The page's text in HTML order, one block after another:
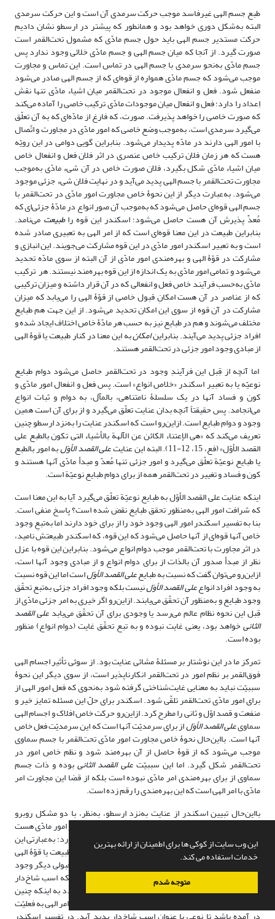
این وب سایت از کوکی ها برای اطمینان از ارائه بهترین
خدمات استفاده می کند.
متوجه شدم
طبع جسم الهی غیرفاسد موجب حرکت سرمدی آن است و این حرکت سرمدی
البته به‌شکل دوری خواهد بود و همانطور که پیشتر در ارسطو نشان دادیم
حرکت مستدیر جسم الهی باید حول جسم مادّی که مشمول تحت‌القمر است
صورت گیرد. از آنجا که میان جسم الهی و جسم مادّی خلائی وجود ندارد پس
جسم مادّی به‌نحو سرمدی با جسم الهی در تماس است. این تماس و مجاورت
موجب می‌شود که جسم مادّی همواره از قوه‌ای که از جسم الهی صادر می‌شود
منفعل شود. فعل و انفعال موجود در تحت‌القمر میان اشیاء مادّی تنها نقش
اِعداد را دارد؛ فعل و انفعال میان موجودات مادّی ترکیب خاصی را آماده می‌کند
که صورت خاصی را خواهد پذیرفت. صورت، که فارغ از مادّه‌ای که به آن تعلّق
می‌گیرد سرمدی است، به‌موجب وضع خاصی که امور مادّی در مجاورت و اتّصال
با امور الهی دارند در مادّه پدیدار می‌شود. بنابراین گویی دوامی در این رویّه
هست که هر زمان فلان ترکیب خاص عنصری در اثر فلان فعل و انفعال خاص
میان اشیاء مادّی شکل بگیرد، فلان صورت خاص در آن شیء مادّی به‌موجب
مجاورت تحت‌القمر با جسم الهی پدید می‌آید و در نهایت فلان شیء جزئی موجود
می‌شود. به‌عبارت دیگر از این نحوۀ خاص مجاورت امور مادّی در تحت‌القمر با
جسم الهی قوه‌ای حاصل می‌شود که به‌موجب آن صور انواع در مادّۀ جزئی‌ای که
مُعدِّ پذیرش آن هست حاصل می‌شود؛ اسکندر این قوه راطبیعت می‌نامد.
بنابراین طبیعت در این معنا قوه‌ای است که از امر الهی به تعبیری صادر شده
است و به تعبیر اسکندر امور مادّی در این قوه مشارکت می‌جویند. این انبازی و
مشارکت در قوّۀ الهی و بهره‌مندی امور مادّی از آن البته از سوی مادّه تحدید
می‌شود و تمامی امور مادّی به یک اندازه از این قوه بهره‌مند نیستند. هر ترکیب
مادّی به‌حسب فرآیند خاص فعل و انفعالی که در آن قرار داشته و میزان ترکیبی
که از عناصر در آن هست امکانِ قبول خاصی از قوّۀ الهی را می‌یابد که میزان
مشارکت در آن قوه از سوی این امکان تحدید می‌شود. از این جهت هم طبایع
مختلف می‌شوند و هم در طبایع نیز به حسب هر مادّۀ خاص اختلاف ایجاد شده و
افراد جزئی پدید می‌آیند. بنابراینامکانبه این معنا در کنار طبیعت یا قوۀ الهی
از مبادی وجود امور جزئی در تحت‌القمر هستند.
اما آنچه از قِبل این فرآیندِ وجود در تحت‌القمر حاصل می‌شود دوام طبایع
نوعیّه یا به تعبیر اسکندر «خلاص انواع» است. پس فعل و انفعال امور مادّی و
کون و فساد آنها در یک سلسلۀ نامتناهی، بالمآل، به دوام و ثبات انواع
می‌انجامد. پس حقیقتاً آنچه بدان عنایت تعلّق می‌گیرد و از برای آن است همین
وجود و دوام طبایع است. ازاین‌رو است که اسکندر عنایت را به‌نزد ارسطو چنین
تعریف می‌کند که «هی الإعتناء الکائن عن الآلهة بالأشیاء التی تکون بالطبع علی
القصد الأوّل» (فع، 15، 12-11). البته این عنایت علی ‌القصد الأوّلبه امور بالطبع
یا طبایع نوعیّة تعلّق می‌گیرد و امور جزئی تنها مُعدّ و مبدأ مادّی آنها هستند و
کون و فساد و تغییر در تحت‌القمر همه از برای دوام طبایع نوعیّة است.
اینکه عنایت علی‌ القصد الأوّل به طبایع نوعیّة تعلّق می‌گیرد آیا به این معنا است
که شرافت امور الهی به‌منظور تحقق طبایع نقض شده است؟ پاسخ منفی است.
بنا به تفسیر اسکندر امور الهی وجود خود را از برای خود دارند اما به‌تبعِ وجود
خاص آنها قوه‌ای از آنها حاصل می‌شود که این قوه، که اسکندر طبیعتش نامید،
در اثر مجاورت با تحت‌القمر موجب دوام انواع می‌شود. بنابراین این قوه با عزل
نظر از مبدأ صدور آن بالذات از برای دوام انواع و از مبادی وجود آنها است،
ازاین‌رو می‌توان گفت که نسبت به طبایععلی القصد الأوّلاست اما این قوه نسبت
به وجود افراد انواععلی القصد الأوّلنیست بلکه وجود افراد جزئی به‌تبع تحقّق
وجود طبایع و به‌منظور آن تحقّق می‌یابند. ازاین‌رو اگر خیری به امر جزئی مادّی از
قِبل این نحوه نظام عالم می‌رسد یا وجودی برای آن تحقّق می‌یابدعلی ‌القصد
‌الثانیخواهد بود، یعنی غایت نبوده و به تبع تحقّق غایت (دوام انواع) منظور
بوده است.
تمرکز ما در این نوشتار بر مسئلۀ مشائی عنایت بود. از سوئی تأثیر اجسام الهی
فوق‌القمر بر نظم امور در تحت‌القمر انکارناپذیر است، از سوی دیگر این نحوۀ
سببیّت نباید به‌ معنایی غایت‌شناختی گرفته شود به‌نحوی که فعل امور الهی از
برای امور مادّی تحت‌القمر تلقّی شود. اسکندر برای حلّ این مسئله تمایز خیر و
منفعت و قصد اوّل و ثانی را مطرح کرد. ازاین‌رو حرکت خاص افلاک و اجسام الهی
سماویعلی ‌القصد الأوّلاز برای سرمدیّت آنها است که این سرمدیّت فعل خاص
آنها است. بااین‌حال نحوۀ خاص مجاورت امور مادّی تحت‌القمر با جسم سماوی
موجب می‌شود که از قوۀ حاصل از آن بهره‌مند شود و نظم خاص امور در
تحت‌القمر شکل گیرد. اما این سببیّتعلی ‌القصد ‌الثانیبوده و ذات جسم
سماوی از برای بهره‌مندی امر مادّی نبوده است بلکه از قضا این مجاورت امر
مادّی با امر الهی است که این بهره‌مندی را رقم زده است.
بااین‌حال تبیین اسکندر از عنایت به‌نزد ارسطو، به‌نظر، با دو مشکل روبرو
است. نخست آنکه امکان خاصی که برای بهره‌مندی و قبول در امور مادّی هست
موجب نظم خاص امور در تحت‌القمر شده و انواع را پدید می‌آورد؛ به‌عبارتی این
هیولای خاص است که موجب قبول این صور نوعیۀ خاص از طبیعت یا قوّۀ الهی
صادره از امور الهی شده است، و اگر هیولای دیگری با امکان قبولی دیگر وجود
می‌داشت صور نوعیّۀ دیگری نیز پدید می‌آمد. برای مثال اینکه اسب شاخ‌دار
در طبیعت پدید نیامده است بنا به تحلیل اسکندر باز می‌گردد به اینکه چنین
قوه‌ای در مادّۀ تحت‌القمر نبوده است که در اثر مجاورت با قوّۀ امر الهی به فعلیّت